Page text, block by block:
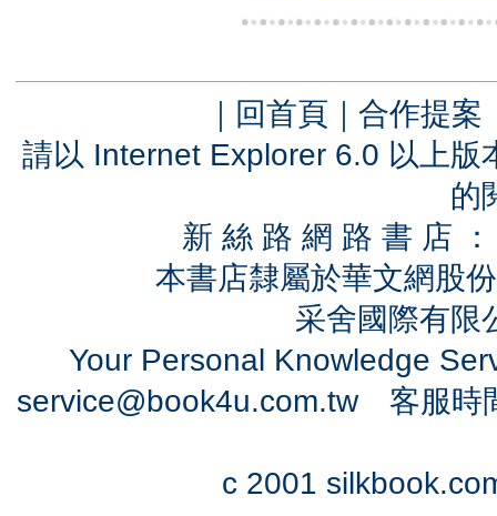
｜ 回首頁 ｜ 合作提案
請以 Internet Explorer 6.0 以上
的
新 絲 路 網 路 書 店
本書店隸屬於華文網股
采舍國際有
Your Personal Knowledge
service@book4u.com.tw客服時
c 2001